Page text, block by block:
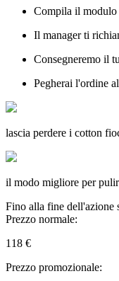
Compila il modulo
Il manager ti
Consegneremo il
Pegherai l'ordine
lascia perdere i cotton
il modo migliore per
Fino alla fine dell'azione
Prezzo normale:
118 €
Prezzo promozionale: